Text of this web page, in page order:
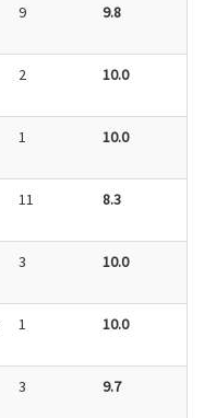
9 9.8
2 10.0
1 10.0
11 8.3
3 10.0
1 10.0
3 9.7